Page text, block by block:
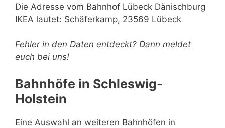
Die Adresse vom Bahnhof Lübeck Dänischburg
IKEA lautet: Schäferkamp, 23569 Lübeck
Fehler in den Daten entdeckt? Dann meldet
euch bei uns!
Bahnhöfe in Schleswig-
Holstein
Eine Auswahl an weiteren Bahnhöfen in